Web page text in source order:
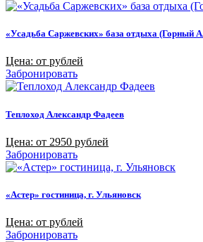
«Усадьба Саржевских» база отдыха (Горный
Цена: от рублей
Забронировать
Теплоход Александр Фадеев
Цена: от 2950 рублей
Забронировать
«Астер» гостиница, г. Ульяновск
Цена: от рублей
Забронировать